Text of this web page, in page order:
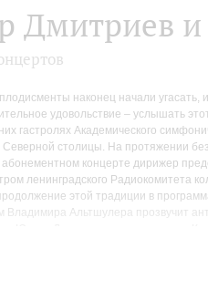
Дмитриев и
наконец начали
удовольствие – услышать
гастролях Академического
Северной столицы. На протяжении
концерте дирижер
ленинградского Радиокомитета
этой традиции в
Владимира Альтшулера прозвучит